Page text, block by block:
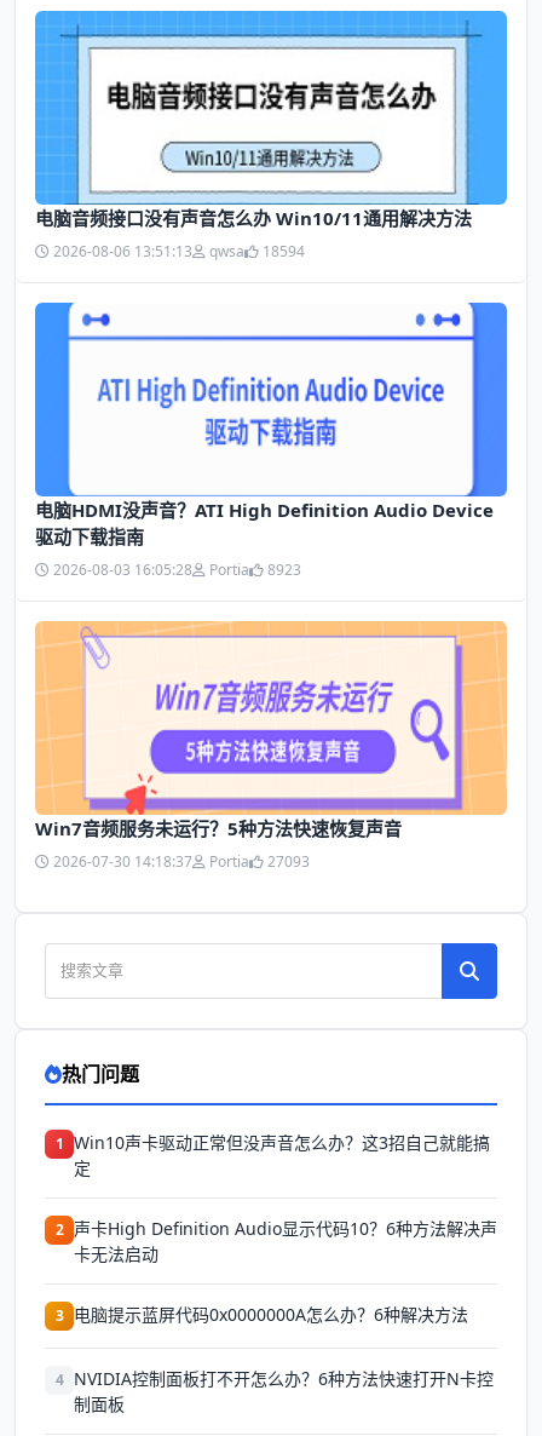
电脑音频接口没有声音怎么办 Win10/11通用解决方法
2026-08-06 13:51:13 qwsa 18594
电脑HDMI没声音？ATI High Definition Audio Device
驱动下载指南
2026-08-03 16:05:28 Portia 8923
Win7音频服务未运行？5种方法快速恢复声音
2026-07-30 14:18:37 Portia 27093
热门问题
1 Win10声卡驱动正常但没声音怎么办？这3招自己就能搞
定
2 声卡High Definition Audio显示代码10？6种方法解决声
卡无法启动
3 电脑提示蓝屏代码0x0000000A怎么办？6种解决方法
4 NVIDIA控制面板打不开怎么办？6种方法快速打开N卡控
制面板